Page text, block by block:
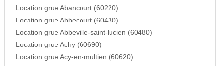
Location grue Abancourt (60220)
Location grue Abbecourt (60430)
Location grue Abbeville-saint-lucien (60480)
Location grue Achy (60690)
Location grue Acy-en-multien (60620)